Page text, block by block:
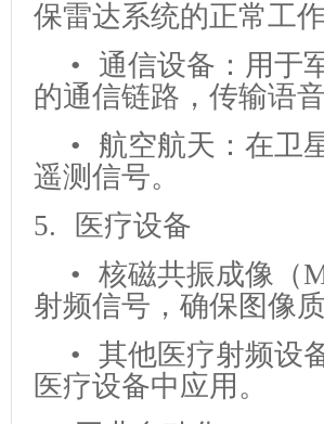
保雷达系统的正常工作
• 通信设备：用于
的通信链路，传输语
• 航空航天：在卫
遥测信号。
5. 医疗设备
• 核磁共振成像（
射频信号，确保图像质
• 其他医疗射频设
医疗设备中应用。